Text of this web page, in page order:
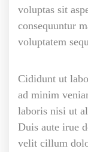
voluptas sit
consequuntur
voluptatem
Cididunt ut
ad minim
laboris nisi ut
Duis aute irue
velit cillum